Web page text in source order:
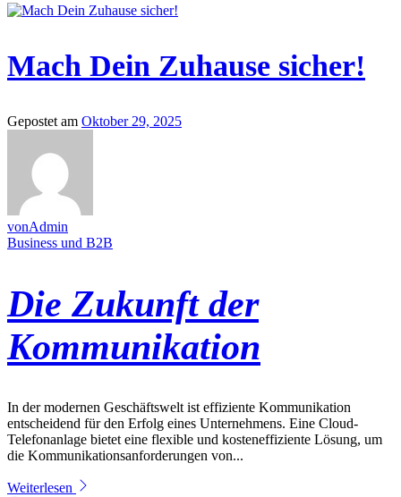
Mach Dein Zuhause sicher!
Gepostet am Oktober 29, 2025
vonAdmin
Business und B2B
Die Zukunft der
Kommunikation
In der modernen Geschäftswelt ist effiziente Kommunikation
entscheidend für den Erfolg eines Unternehmens. Eine Cloud-
Telefonanlage bietet eine flexible und kosteneffiziente Lösung, um
die Kommunikationsanforderungen von...
Weiterlesen